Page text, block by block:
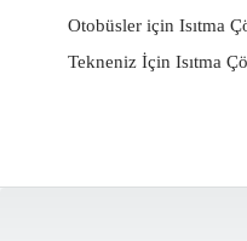
Otobüsler için Isıtma
Tekneniz İçin Isıtma